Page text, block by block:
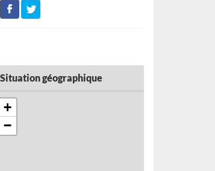
Situation géographique
+
−